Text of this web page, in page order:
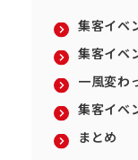
集客イベ
集客イベ
一風変わ
集客イベ
まとめ